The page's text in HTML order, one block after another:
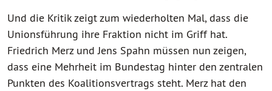
Und die Kritik zeigt zum wiederholten Mal, dass die
Unionsführung ihre Fraktion nicht im Griff hat.
Friedrich Merz und Jens Spahn müssen nun zeigen,
dass eine Mehrheit im Bundestag hinter den zentralen
Punkten des Koalitionsvertrags steht. Merz hat den